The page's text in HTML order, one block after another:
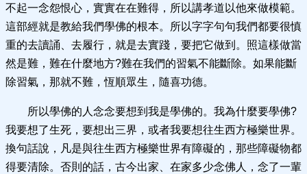
不起一念怨恨心，實實在在難得，所以講孝道以他來做模範。
這部經就是教給我們學佛的根本。所以字字句句我們都要很慎
重的去讀誦、去履行，就是去實踐，要把它做到。照這樣做當
然是難，難在什麼地方?難在我們的習氣不能斷除。如果能斷
除習氣，那就不難，恆順眾生，隨喜功德。
所以學佛的人念念要想到我是學佛的。我為什麼要學佛?
我要想了生死，要想出三界，或者我要想往生西方極樂世界。
換句話說，凡是與往生西方極樂世界有障礙的，那些障礙物都
得要清除。否則的話，古今出家、在家多少念佛人，念了一輩